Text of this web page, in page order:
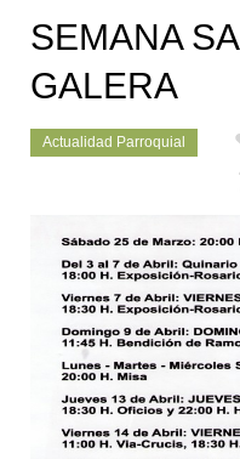
SEMANA
GALERA
Actualidad Parroquial